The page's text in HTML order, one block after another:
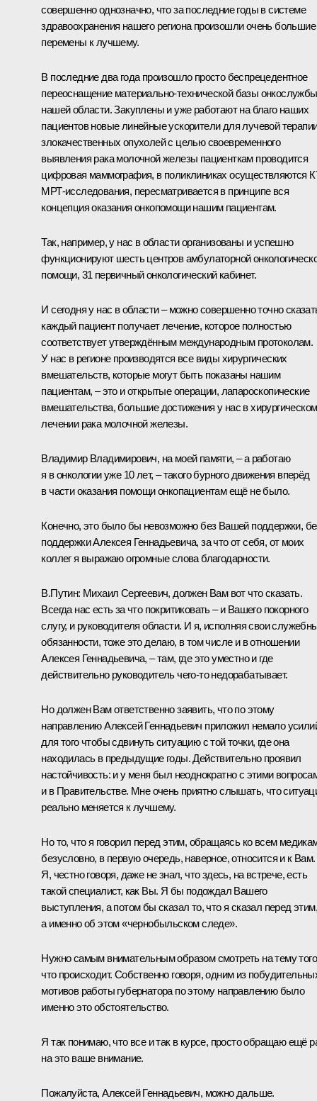
совершенно однозначно, что за последние годы в системе
здравоохранения нашего региона произошли очень большие
перемены к лучшему.
В последние два года произошло просто беспрецедентное
переоснащение материально-технической базы онкослужбы
нашей области. Закуплены и уже работают на благо наших
пациентов новые линейные ускорители для лучевой
злокачественных опухолей с целью своевременного
выявления рака молочной железы пациенткам проводится
цифровая маммография, в поликлиниках осуществляются
МРТ-исследования, пересматривается в принципе вся
концепция оказания онкопомощи нашим пациентам.
Так, например, у нас в области организованы и успешно
функционируют шесть центров амбулаторной
помощи, 31 первичный онкологический кабинет.
И сегодня у нас в области – можно совершенно точно
каждый пациент получает лечение, которое полностью
соответствует утверждённым международным протоколам.
У нас в регионе производятся все виды хирургических
вмешательств, которые могут быть показаны нашим
пациентам, – это и открытые операции, лапароскопические
вмешательства, большие достижения у нас в хирургическом
лечении рака молочной железы.
Владимир Владимирович, на моей памяти, – а работаю
я в онкологии уже 10 лет, – такого бурного движения вперёд
в части оказания помощи онкопациентам ещё не было.
Конечно, это было бы невозможно без Вашей поддержки,
поддержки Алексея Геннадьевича, за что от себя, от моих
коллег я выражаю огромные слова благодарности.
В.Путин: Михаил Сергеевич, должен Вам вот что сказать.
Всегда нас есть за что покритиковать – и Вашего покорного
слугу, и руководителя области. И я, исполняя свои
обязанности, тоже это делаю, в том числе и в отношении
Алексея Геннадьевича, – там, где это уместно и где
действительно руководитель чего-то недорабатывает.
Но должен Вам ответственно заявить, что по этому
направлению Алексей Геннадьевич приложил немало
для того чтобы сдвинуть ситуацию с той точки, где она
находилась в предыдущие годы. Действительно проявил
настойчивость: и у меня был неоднократно с этими
и в Правительстве. Мне очень приятно слышать, что
реально меняется к лучшему.
Но то, что я говорил перед этим, обращаясь ко всем
безусловно, в первую очередь, наверное, относится и к Вам.
Я, честно говоря, даже не знал, что здесь, на встрече, есть
такой специалист, как Вы. Я бы подождал Вашего
выступления, а потом бы сказал то, что я сказал перед этим,
а именно об этом «чернобыльском следе».
Нужно самым внимательным образом смотреть на тему
что происходит. Собственно говоря, одним из
мотивов работы губернатора по этому направлению было
именно это обстоятельство.
Я так понимаю, что все и так в курсе, просто обращаю ещё
на это ваше внимание.
Пожалуйста, Алексей Геннадьевич, можно дальше.